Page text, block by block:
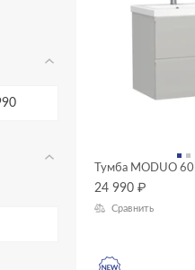
Тумба MODUO
24 990 ₽
Сравнить